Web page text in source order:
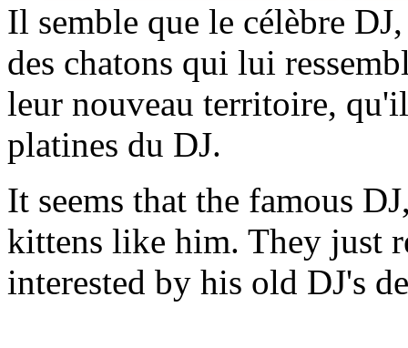
Il semble que le célèbre
des chatons qui lui
leur nouveau territoire,
platines du DJ.
It seems that the famous
kittens like him. They just
interested by his old DJ's